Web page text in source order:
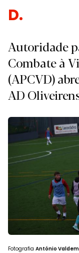
Des
Autoridade
Combate à
(APCVD)
AD
Fotografia António